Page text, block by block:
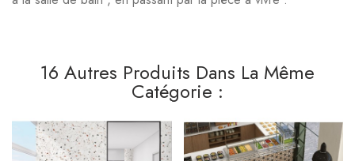
16 Autres Produits Dans La Même
Catégorie :